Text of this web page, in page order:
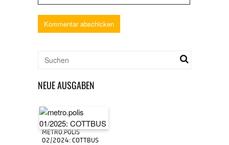
NEUE AUSGABEN
METRO.POLIS
02/2024: COTTBUS